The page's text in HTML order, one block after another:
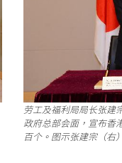
劳工及福利局局长张建
政府总部会面，宣布香
百个。图示张建宗（右